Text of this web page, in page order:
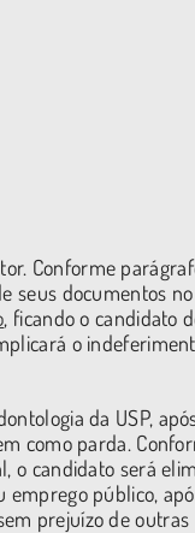
Conforme
seus documentos no
, ficando o candidato
o
da USP,
como parda.
o candidato será
emprego público,
prejuízo de outras